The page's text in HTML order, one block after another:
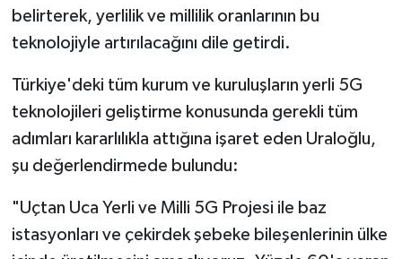
belirterek, yerlilik ve millilik oranlarının bu
teknolojiyle artırılacağını dile getirdi.
Türkiye'deki tüm kurum ve kuruluşların yerli 5G
teknolojileri geliştirme konusunda gerekli tüm
adımları kararlılıkla attığına işaret eden Uraloğlu,
şu değerlendirmede bulundu:
"Uçtan Uca Yerli ve Milli 5G Projesi ile baz
istasyonları ve çekirdek şebeke bileşenlerinin ülke